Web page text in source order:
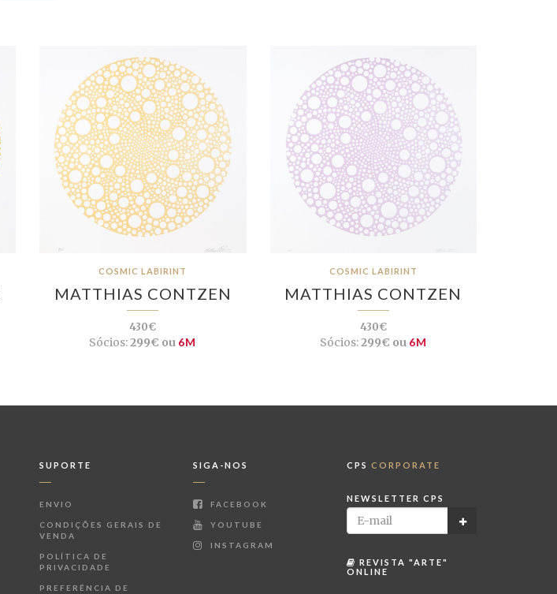
COSMIC LABIRINT
MATTHIAS CONTZEN
430€
Sócios:299€ ou 6M
COSMIC LABIRINT
MATTHIAS CONTZEN
430€
Sócios:299€ ou 6M
SUPORTE
ENVIO
CONDIÇÕES GERAIS DE
VENDA
POLÍTICA DE
PRIVACIDADE
PREFERÊNCIA DE
SIGA-NOS
FACEBOOK
YOUTUBE
INSTAGRAM
CPS CORPORATE
NEWSLETTER CPS
REVISTA "ARTE"
ONLINE